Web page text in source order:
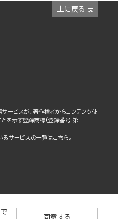
上に戻る
ービスが、著作権者からコンテンツ使
とを示す登録商標(登録番号 第
サービスの一覧はこちら。
同意する